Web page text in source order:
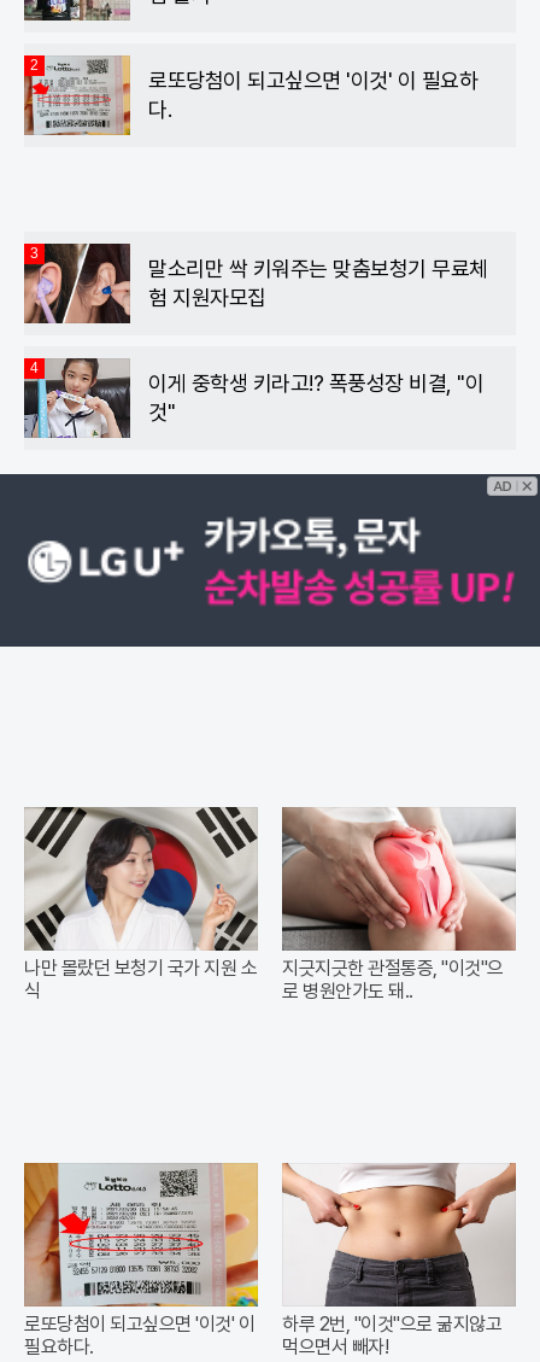
2
로또당첨이 되고싶으면 '이것' 이 필요하
다.
3
말소리만 싹 키워주는 맞춤보청기 무료체
험 지원자모집
4
이게 중학생 키라고!? 폭풍성장 비결, "이
것"
나만 몰랐던 보청기 국가 지원 소
식
지긋지긋한 관절통증, "이것"으
로 병원안가도 돼..
로또당첨이 되고싶으면 '이것' 이
필요하다.
하루 2번, "이것"으로 굶지않고
먹으면서 빼자!